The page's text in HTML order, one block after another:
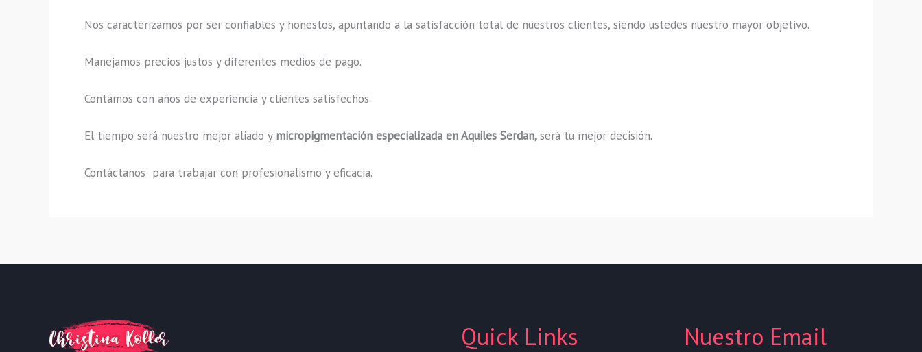
Nos caracterizamos por ser confiables y honestos, apuntando a la satisfacción total de nuestros clientes, siendo ustedes nuestro mayor objetivo.
Manejamos precios justos y diferentes medios de pago.
Contamos con años de experiencia y clientes satisfechos.
El tiempo será nuestro mejor aliado y micropigmentación especializada en Aquiles Serdan,será tu mejor decisión.
Contáctanos para trabajar con profesionalismo y eficacia.
Quick Links Nuestro Email